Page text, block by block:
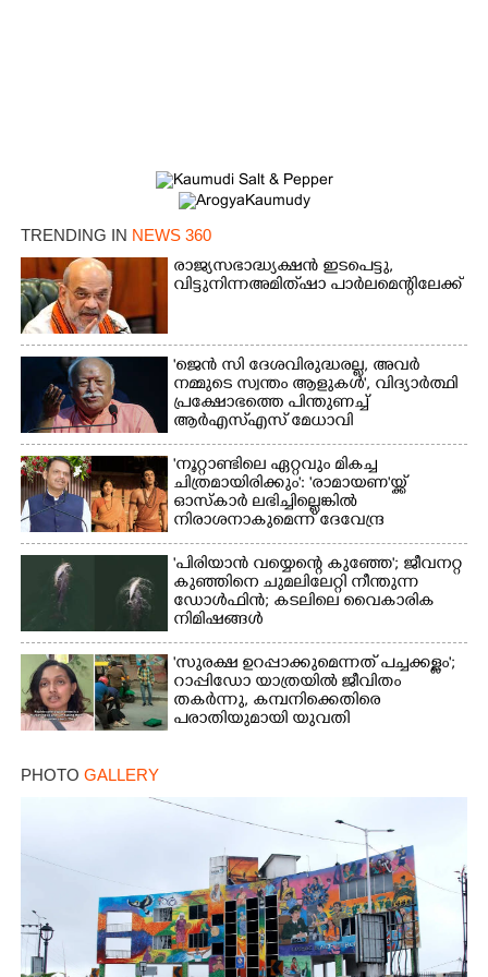
TRENDING IN NEWS 360
രാജ്യസഭാദ്ധ്യക്ഷൻ ഇടപെട്ടു,
വിട്ടുനിന്ന അമിത് ഷാ പാർലമെന്റിലേക്ക്
'ജെൻ സി ദേശവിരുദ്ധരല്ല, അവർ
നമ്മുടെ സ്വന്തം ആളുകൾ', വിദ്യാർത്ഥി
പ്രക്ഷോഭത്തെ പിന്തുണച്ച്
ആർഎസ്‌എസ് മേധാവി
'നൂറ്റാണ്ടിലെ ഏറ്റവും മികച്ച
ചിത്രമായിരിക്കും': 'രാമായണ'യ്ക്ക്
ഓസ്കാ‌ർ ലഭിച്ചില്ലെങ്കിൽ
നിരാശനാകുമെന്ന് ദേവേന്ദ്ര
ഫഡ്നാവിസ്
'പിരിയാൻ വയ്യെന്റെ കുഞ്ഞേ'; ജീവനറ്റ
കുഞ്ഞിനെ ചുമലിലേറ്റി നീന്തുന്ന
ഡോൾഫിൻ; കടലിലെ വൈകാരിക
നിമിഷങ്ങൾ
'സുരക്ഷ ഉറപ്പാക്കുമെന്നത് പച്ചക്കള്ളം';
റാപ്പിഡോ യാത്രയിൽ ജീവിതം
തകർന്നു, കമ്പനിക്കെതിരെ
പരാതിയുമായി യുവതി
PHOTO GALLERY